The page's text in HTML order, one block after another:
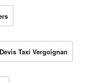
Devis Taxi Vergoignan